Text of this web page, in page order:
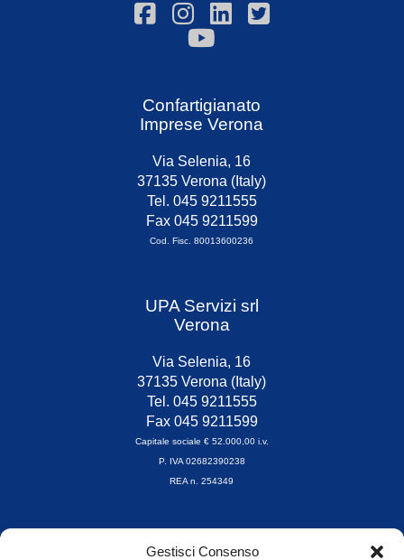
Gestisci Consenso
Confartigianato
Imprese Verona
Via Selenia, 16
37135 Verona (Italy)
Tel. 045 9211555
Fax 045 9211599
Cod. Fisc. 80013600236
UPA Servizi srl
Verona
Via Selenia, 16
37135 Verona (Italy)
Tel. 045 9211555
Fax 045 9211599
Capitale sociale € 52.000,00 i.v.
P. IVA 02682390238
REA n. 254349
Orari di apertura